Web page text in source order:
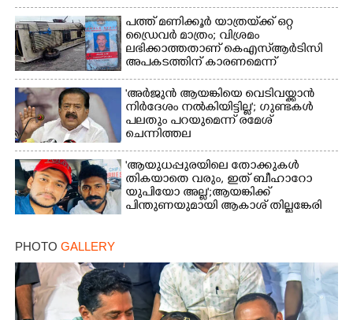
പത്ത് മണിക്കൂർ യാത്രയ്‌ക്ക് ഒറ്റ
ഡ്രൈവർ മാത്രം; വിശ്രമം
ലഭിക്കാത്തതാണ് കെഎസ്‌ആർടിസി
അപകടത്തിന് കാരണമെന്ന്
വിമർശനം
'അർജുൻ ആയങ്കിയെ വെടിവയ്ക്കാൻ
നിർദേശം നൽകിയിട്ടില്ല'; ഗുണ്ടകൾ
പലതും പറയുമെന്ന് രമേശ്
ചെന്നിത്തല
'ആയുധപ്പുരയിലെ തോക്കുകൾ
തികയാതെ വരും, ഇത് ബീഹാറോ
യുപിയോ അല്ല';ആയങ്കിക്ക്
പിന്തുണയുമായി ആകാശ് തില്ലങ്കേരി
PHOTO GALLERY
Copy Link